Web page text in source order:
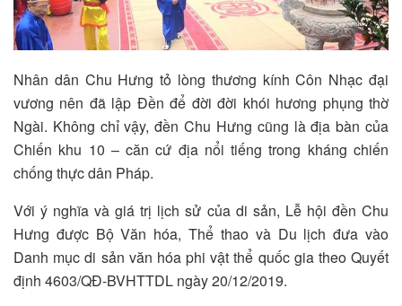
Nhân dân Chu Hưng tỏ lòng thương kính Côn Nhạc đại
vương nên đã lập Đền để đời đời khói hương phụng thờ
Ngài. Không chỉ vậy, đền Chu Hưng cũng là địa bàn của
Chiến khu 10 – căn cứ địa nổi tiếng trong kháng chiến
chống thực dân Pháp.
Với ý nghĩa và giá trị lịch sử của di sản, Lễ hội đền Chu
Hưng được Bộ Văn hóa, Thể thao và Du lịch đưa vào
Danh mục di sản văn hóa phi vật thể quốc gia theo Quyết
định 4603/QĐ-BVHTTDL ngày 20/12/2019.